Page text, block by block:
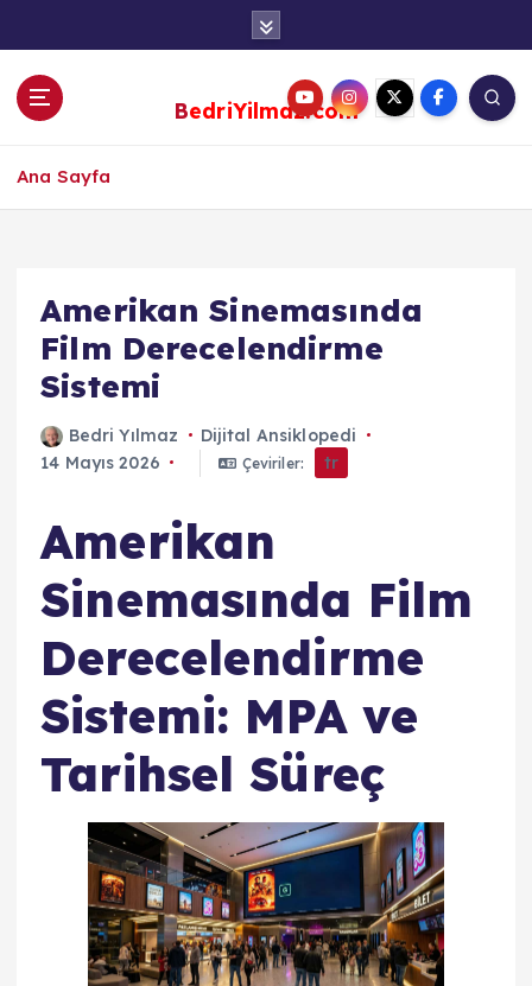
BedriYilmaz.com
Ana Sayfa
Amerikan Sinemasında
Film Derecelendirme
Sistemi
Bedri Yılmaz
Dijital Ansiklopedi
14 Mayıs 2026
Çeviriler: tr
Amerikan
Sinemasında Film
Derecelendirme
Sistemi: MPA ve
Tarihsel Süreç